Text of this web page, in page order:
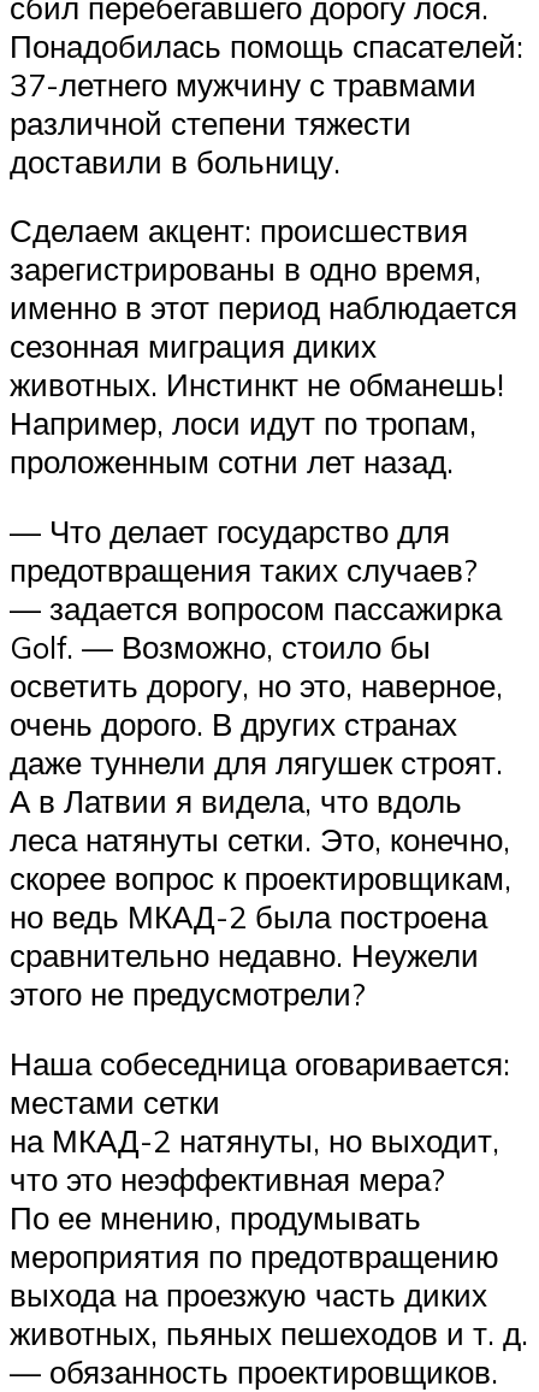
Понадобилась помощь спасателей:
37-летнего мужчину с травмами
различной степени тяжести
доставили в больницу.
Сделаем акцент: происшествия
зарегистрированы в одно время,
именно в этот период наблюдается
сезонная миграция диких
животных. Инстинкт не обманешь!
Например, лоси идут по тропам,
проложенным сотни лет назад.
— Что делает государство для
предотвращения таких случаев?
— задается вопросом пассажирка
Golf. — Возможно, стоило бы
осветить дорогу, но это, наверное,
очень дорого. В других странах
даже туннели для лягушек строят.
А в Латвии я видела, что вдоль
леса натянуты сетки. Это, конечно,
скорее вопрос к проектировщикам,
но ведь МКАД-2 была построена
сравнительно недавно. Неужели
этого не предусмотрели?
Наша собеседница оговаривается:
местами сетки
на МКАД-2 натянуты, но выходит,
что это неэффективная мера?
По ее мнению, продумывать
мероприятия по предотвращению
выхода на проезжую часть диких
животных, пьяных пешеходов и т. д.
— обязанность проектировщиков.